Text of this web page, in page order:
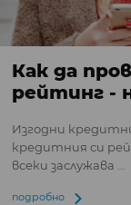
Как да
рейтинг -
Изгодни
кредитния си
всеки заслужава ...
подробно